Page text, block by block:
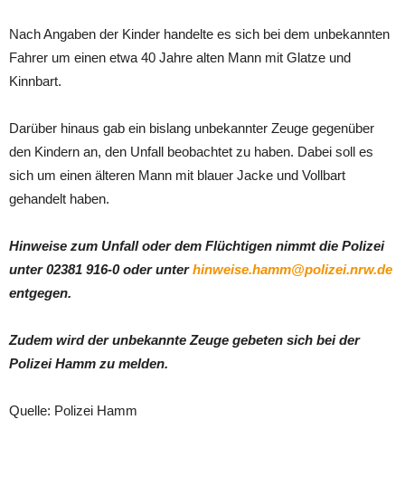
Nach Angaben der Kinder handelte es sich bei dem unbekannten
Fahrer um einen etwa 40 Jahre alten Mann mit Glatze und
Kinnbart.
Darüber hinaus gab ein bislang unbekannter Zeuge gegenüber
den Kindern an, den Unfall beobachtet zu haben. Dabei soll es
sich um einen älteren Mann mit blauer Jacke und Vollbart
gehandelt haben.
Hinweise zum Unfall oder dem Flüchtigen nimmt die Polizei
unter 02381 916-0 oder unterhinweise.hamm@polizei.nrw.de
entgegen.
Zudem wird der unbekannte Zeuge gebeten sich bei der
Polizei Hamm zu melden.
Quelle: Polizei Hamm